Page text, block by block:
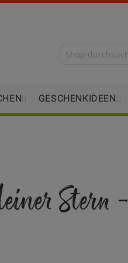
GESCHENKIDEEN
Stern -